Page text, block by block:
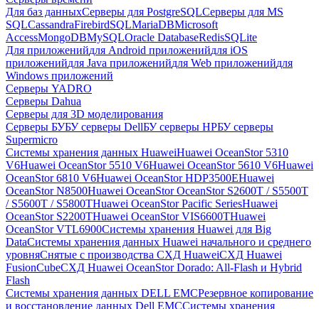
Для баз данныхСерверы для PostgreSQLСерверы для MS
SQLCassandraFirebirdSQLMariaDBMicrosoft
AccessMongoDBMySQLOracle DatabaseRedisSQLite
Для приложенийдля Android приложенийдля iOS
приложенийдля Java приложенийдля Web приложенийдля
Windows приложений
Серверы YADRO
Серверы Dahua
Серверы для 3D моделирования
Серверы БУБУ серверы DellБУ серверы HPБУ серверы
Supermicro
Системы хранения данных HuaweiHuawei OceanStor 5310
V6Huawei OceanStor 5510 V6Huawei OceanStor 5610 V6Huawei
OceanStor 6810 V6Huawei OceanStor HDP3500EHuawei
OceanStor N8500Huawei OceanStor OceanStor S2600T / S5500T
/ S5600T / S5800THuawei OceanStor Pacific SeriesHuawei
OceanStor S2200THuawei OceanStor VIS6600THuawei
OceanStor VTL6900Системы хранения Huawei для Big
DataСистемы хранения данных Huawei начального и среднего
уровняСнятые с производства СХД HuaweiСХД Huawei
FusionCubeСХД Huawei OceanStor Dorado: All-Flash и Hybrid
Flash
Системы хранения данных DELL EMCРезервное копирование
и восстановление данных Dell EMCСистемы хранения